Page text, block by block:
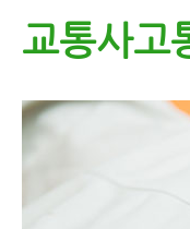
교통사고